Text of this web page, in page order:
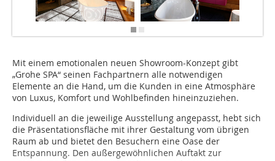
Mit einem emotionalen neuen Showroom-Konzept gibt
„Grohe SPA“ seinen Fachpartnern alle notwendigen
Elemente an die Hand, um die Kunden in eine Atmosphäre
von Luxus, Komfort und Wohlbefinden hineinzuziehen.
Individuell an die jeweilige Ausstellung angepasst, hebt sich
die Präsentationsfläche mit ihrer Gestaltung vom übrigen
Raum ab und bietet den Besuchern eine Oase der
Entspannung. Den außergewöhnlichen Auftakt zur